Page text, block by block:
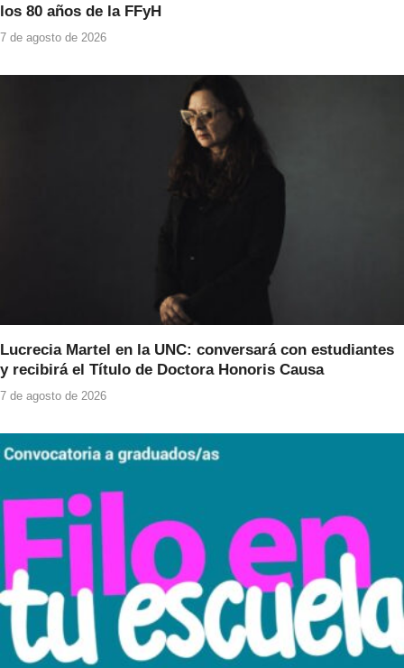
los 80 años de la FFyH
7 de agosto de 2026
Lucrecia Martel en la UNC: conversará con estudiantes
y recibirá el Título de Doctora Honoris Causa
7 de agosto de 2026